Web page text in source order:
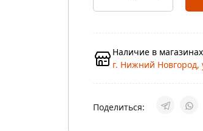
Наличие в
г. Нижний Новгород,
Поделиться: